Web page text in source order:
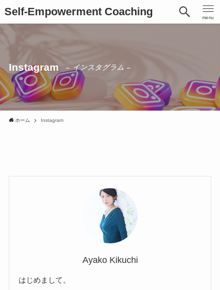
Self-Empowerment Coaching menu
Instagram – インスタグラム –
ホーム Instagram
Ayako Kikuchi
はじめまして。